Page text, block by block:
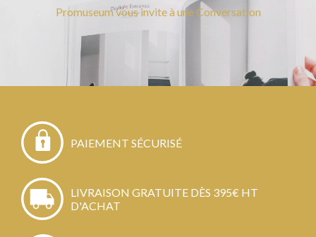
Promuseum vous invite à une Conversation
PAIEMENT SÉCURISÉ
LIVRAISON GRATUITE DÈS 395€ HT
D'ACHAT